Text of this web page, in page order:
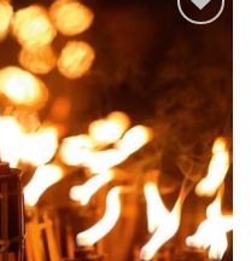
Dodaj
listu
želja